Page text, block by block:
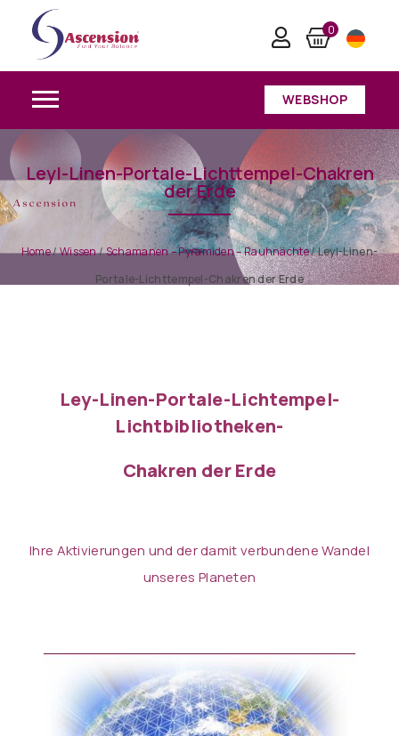
0
WEBSHOP
Leyl-Linen-Portale-Lichttempel-Chakren
der Erde
Home/Wissen/Schamanen – Pyramiden – Rauhnächte/Leyl-Linen-
Portale-Lichttempel-Chakren der Erde
Ley-Linen-Portale-Lichtempel-
Lichtbibliotheken-
Chakren der Erde
Ihre Aktivierungen und der damit verbundene Wandel
unseres Planeten